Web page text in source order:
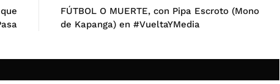
FÚTBOL O MUERTE, con Pipa Escroto (Mono
de Kapanga) en #VueltaYMedia